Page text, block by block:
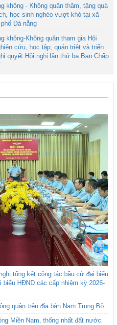
không - Không quân thăm, tặng quà
học sinh nghèo vượt khó tại xã
Đà nẵng
không-Không quân tham gia Hội
cứu, học tập, quán triệt và triển
quyết Hội nghị lần thứ ba Ban Chấp
tổng kết công tác bầu cử đại biểu
HĐND các cấp nhiệm kỳ 2026-
quân trên địa bàn Nam Trung Bộ
Miền Nam, thống nhất đất nước